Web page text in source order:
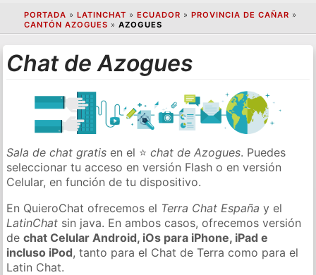
PORTADA » LATINCHAT » ECUADOR » PROVINCIA DE CAÑAR »
CANTÓN AZOGUES » AZOGUES
Chat de Azogues
Sala de chat gratis en el ⭐chat de Azogues. Puedes
seleccionar tu acceso en versión Flash o en versión
Celular, en función de tu dispositivo.
En QuieroChat ofrecemos el Terra Chat España y el
LatinChat sin java. En ambos casos, ofrecemos versión
dechat Celular Android, iOs para iPhone, iPad e
incluso iPod, tanto para el Chat de Terra como para el
Latin Chat.